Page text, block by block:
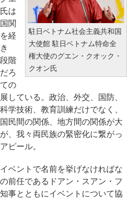
駐日ベトナム社会主義共和国
大使館 駐日ベトナム特命全
権大使のグエン・クオック・
クオン氏
は
関
経
階
ろ
の
している。政治、外交、国防、
学技術、教育訓練だけでなく、
民間の関係、地方間の関係が大
、我々両民族の緊密化に繋がっ
ピール。
ベントで名前を挙げなければな
前任であるドアン・スアン・フ
事とともにイベントについて協